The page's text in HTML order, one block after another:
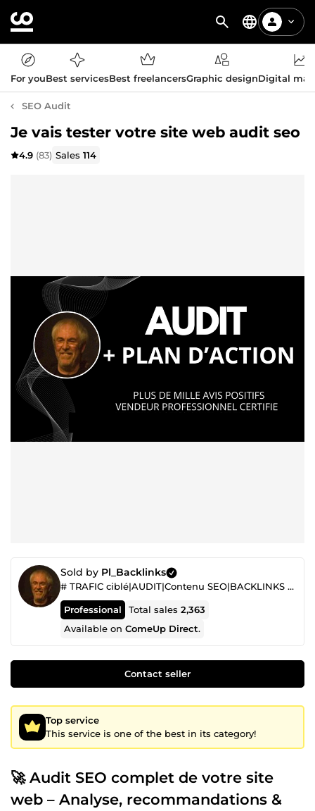
For youBest servicesBest freelancersGraphic designDigital
SEO Audit
Je vais tester votre site web audit seo
4.9 (83) Sales114
Sold by Pl_Backlinks
# TRAFIC ciblé|AUDIT|Contenu SEO|BACKLINKS de Qualité|AUTORITE de Site Garanti|REFERENCEMENT
Professional Total sales2,363
Available onComeUp Direct.
Contact seller
Top service
This service is one of the best in its category!
🚀 Audit SEO complet de votre site
web – Analyse, recommandations &